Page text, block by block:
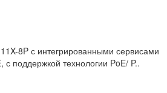
8P с интегрированными сервисами
поддержкой технологии PoE/ P..